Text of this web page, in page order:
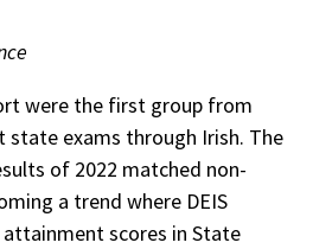
were the first group from
state exams through Irish. The
of 2022 matched non-
a trend where DEIS
scores in State